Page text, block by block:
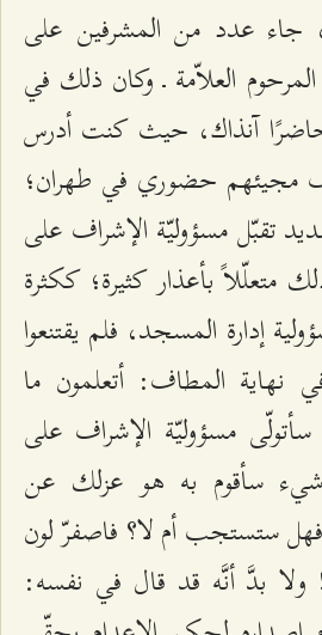
جاء عدد من المشرفين على
العلاّمة ـ وكان ذلك في
آنذاك، حيث كنت أدرس
مجيئهم حضوري في طهران؛
تقبّل مسؤوليّة الإشراف على
متعلّلاً بأعذار كثيرة؛ ككثرة
إدارة المسجد، فلم يقتنعوا
نهاية المطاف: أتعلمون ما
مسؤوليّة الإشراف على
شيء سأقوم به هو عزلك عن
ستستجب أم لا؟ فاصفرّ لون
بدَّ أنَّه قد قال في نفسه: